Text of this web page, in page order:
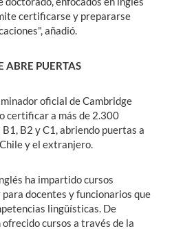
certificarse y prepararse
añadió.
ABRE PUERTAS
oficial de Cambridge
certificar a más de 2.300
B2 y C1, abriendo puertas a
y el extranjero.
ha impartido cursos
docentes y funcionarios que
lingüísticas. De
cursos a través de la